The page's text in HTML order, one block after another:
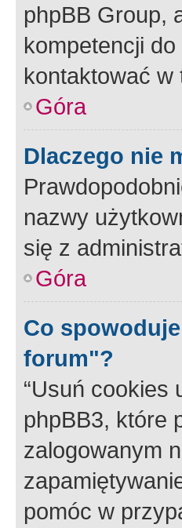
phpBB Group,
kompetencji
kontaktować w
Góra
Dlaczego nie
nazwy
się z
Góra
Co
forum"?
“Usuń cookies
phpBB3, które
zalogowanym
pomóc w